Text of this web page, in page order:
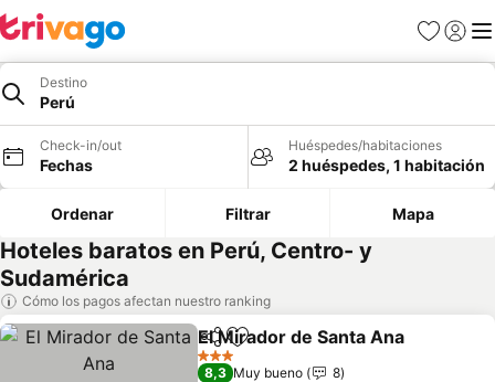
Favoritos
Iniciar
Destino
Perú
Check-in/out
Fechas
Huéspedes/habitaciones
2 huéspedes, 1 habitación
Ordenar Filtrar Mapa
Hoteles baratos en Perú, Centro- y
Sudamérica
Cómo los pagos afectan nuestro ranking
CompartirAgregar a favoritos
El Mirador de Santa Ana
3 Estrellas
8,3 Muy bueno
8